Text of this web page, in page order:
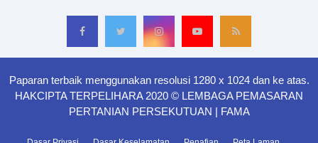
Paparan terbaik menggunakan resolusi 1280 x 1024 dan ke atas.
HAKCIPTA TERPELIHARA 2020 © LEMBAGA PEMASARAN
PERTANIAN PERSEKUTUAN | FAMA